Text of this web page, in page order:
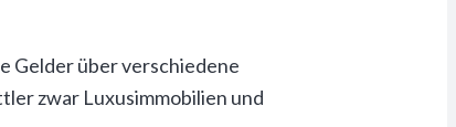
Gelder über verschiedene
zwar Luxusimmobilien und